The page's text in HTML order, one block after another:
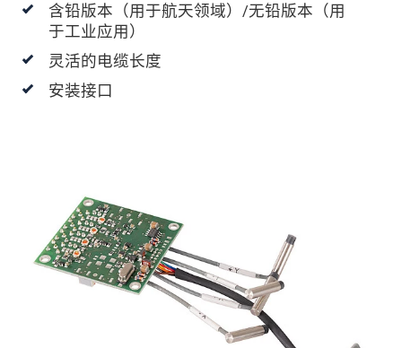
含铅版本（用于航天领域）/无铅版本（用
于工业应用）
灵活的电缆长度
安装接口